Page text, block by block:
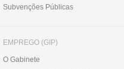
Subvenções Públicas
EMPREGO (GIP)
O Gabinete